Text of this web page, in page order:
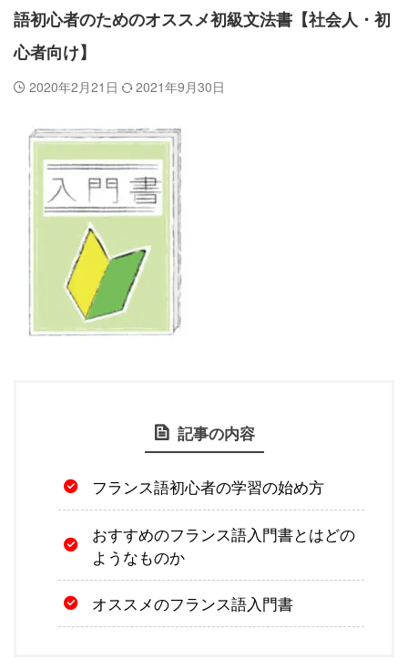
語初心者のためのオススメ初級文法書【社会人・初
心者向け】
2020年2月21日
2021年9月30日
記事の内容
フランス語初心者の学習の始め方
おすすめのフランス語入門書とはどの
ようなものか
オススメのフランス語入門書